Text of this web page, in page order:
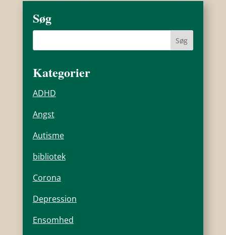
Søg
Kategorier
ADHD
Angst
Autisme
bibliotek
Corona
Depression
Ensomhed